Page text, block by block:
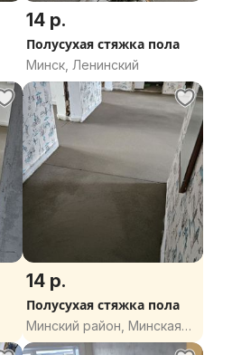
14 р.
Полусухая стяжка пола
Минск, Ленинский
14 р.
Полусухая стяжка пола
Минский район, Минская
область